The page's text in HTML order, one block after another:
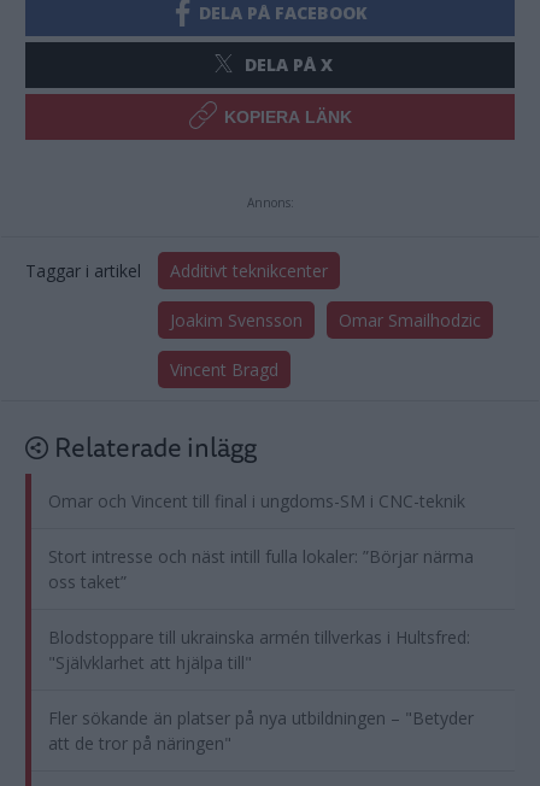
DELA PÅ FACEBOOK
DELA PÅ X
KOPIERA LÄNK
Annons:
Taggar i artikel Additivt teknikcenter
Joakim Svensson Omar Smailhodzic
Vincent Bragd
Relaterade inlägg
Omar och Vincent till final i ungdoms-SM i CNC-teknik
Stort intresse och näst intill fulla lokaler: ”Börjar närma
oss taket”
Blodstoppare till ukrainska armén tillverkas i Hultsfred:
"Självklarhet att hjälpa till"
Fler sökande än platser på nya utbildningen – "Betyder
att de tror på näringen"